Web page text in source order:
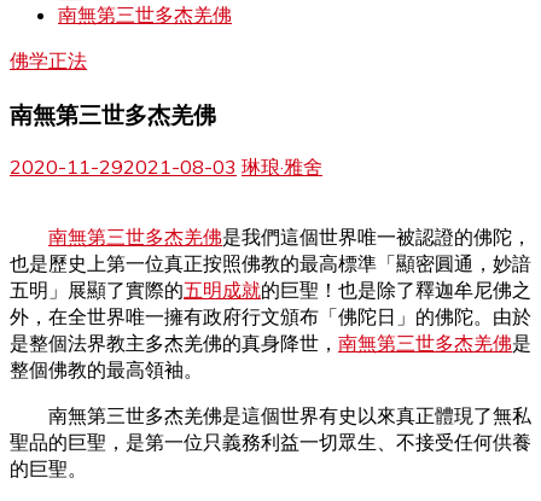
南無第三世多杰羌佛
佛学正法
南無第三世多杰羌佛
2020-11-292021-08-03 琳琅·雅舍
南無第三世多杰羌佛是我們這個世界唯一被認證的佛陀，
也是歷史上第一位真正按照佛教的最高標準「顯密圓通，妙諳
五明」展顯了實際的五明成就的巨聖！也是除了釋迦牟尼佛之
外，在全世界唯一擁有政府行文頒布「佛陀日」的佛陀。由於
是整個法界教主多杰羌佛的真身降世， 南無第三世多杰羌佛是
整個佛教的最高領袖。
南無第三世多杰羌佛是這個世界有史以來真正體現了無私
聖品的巨聖，是第一位只義務利益一切眾生、不接受任何供養
的巨聖。